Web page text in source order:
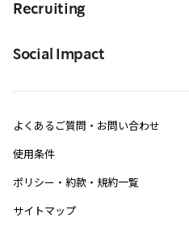
Recruiting
Social Impact
よくあるご質問・お問い合わせ
使用条件
ポリシー・約款・規約一覧
サイトマップ